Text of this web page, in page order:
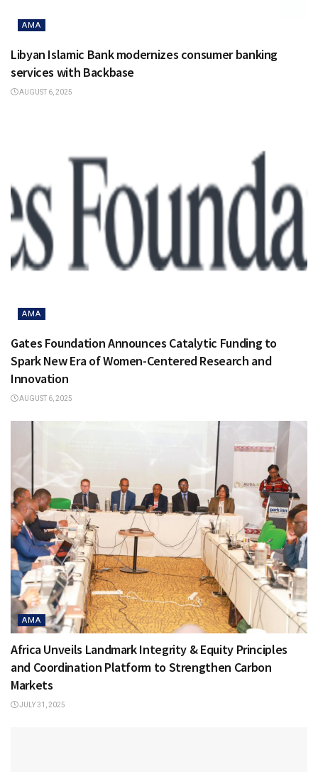
AMA
Libyan Islamic Bank modernizes consumer banking
services with Backbase
AUGUST 6, 2025
AMA
Gates Foundation Announces Catalytic Funding to
Spark New Era of Women-Centered Research and
Innovation
AUGUST 6, 2025
AMA
Africa Unveils Landmark Integrity & Equity Principles
and Coordination Platform to Strengthen Carbon
Markets
JULY 31, 2025